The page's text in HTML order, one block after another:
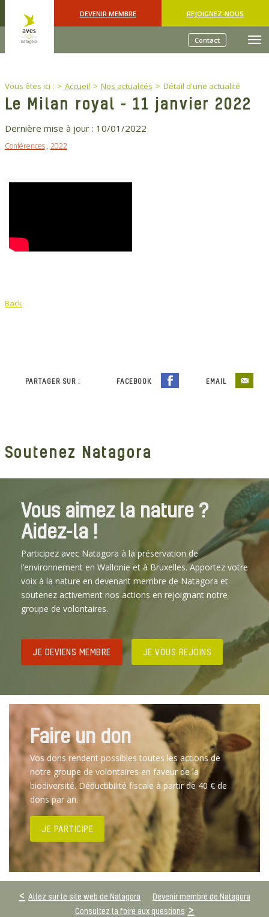
DEVENIR MEMBRE REJOIGNEZ-NOUS
Contact
You are here:
Vous êtes ici : Accueil Nos actualités Détail d'une actualité
Le Milan royal - 11 janvier 2022
Dernière mise à jour : 10/01/2022
Conférences, 2022
Back
PARTAGER SUR : FACEBOOK EMAIL
Soutenez Natagora
Vous aimez la nature ?
Aidez-la !
Participez avec Natagora à la préservation de
l’environnement en Wallonie et à Bruxelles. Apportez votre
voix à la nature en devenant membre de Natagora et
soutenez activement nos actions en rejoignant notre
groupe de volontaires.
JE DEVIENS MEMBRE JE VOUS REJOINS
Faire un don
Vos dons rendent possibles toutes les actions de
notre groupe de volontaires en faveur de la
biodiversité. Déductibilité fiscale à partir de 40 € de
dons par an.
JE PARTICIPE
Allez sur le site web de Natagora
Devenir membre de Natagora
Consultez la foire aux questions